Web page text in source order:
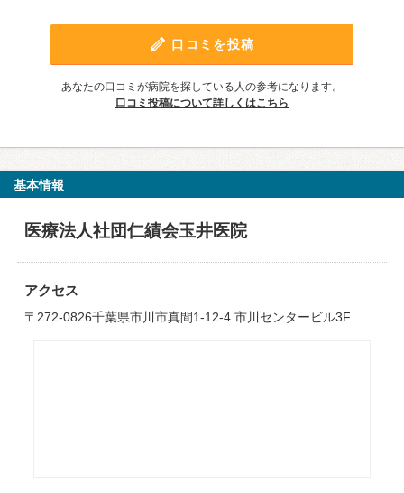
口コミを投稿
あなたの口コミが病院を探している人の参考になります。
口コミ投稿について詳しくはこちら
基本情報
医療法人社団仁績会玉井医院
アクセス
〒272-0826千葉県市川市真間1-12-4 市川センタービル3F